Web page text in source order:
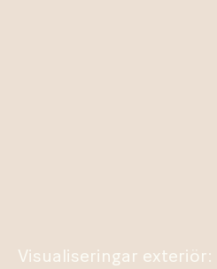
Visualiseringar exteriör: